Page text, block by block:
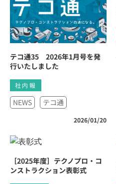
テコ通35 2026年1月号を発
行いたしました
社内報
NEWS テコ通
2026/01/20
［2025年度］テクノプロ・コ
ンストラクション表彰式